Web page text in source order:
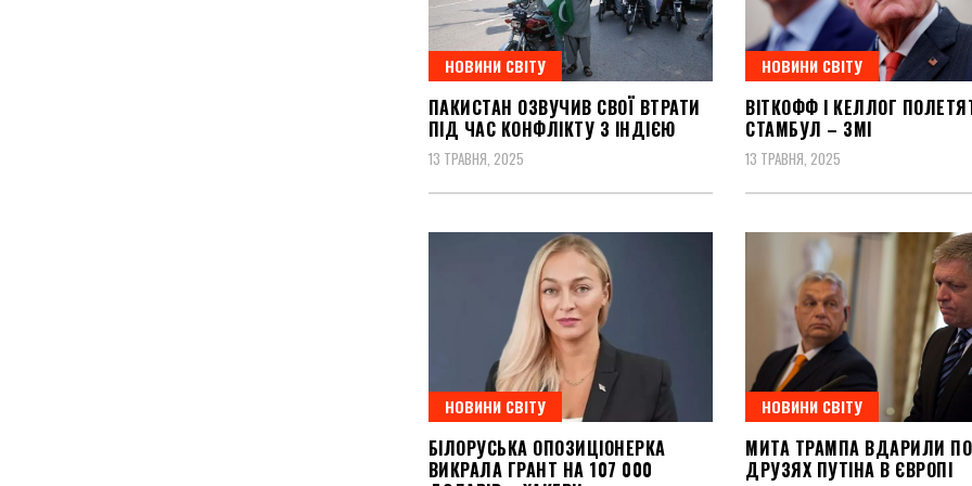
НОВИНИ СВІТУ
ПАКИСТАН ОЗВУЧИВ СВОЇ ВТРАТИ
ПІД ЧАС КОНФЛІКТУ З ІНДІЄЮ
13 ТРАВНЯ, 2025
НОВИНИ СВІТУ
ВІТКОФФ І КЕЛЛОГ
СТАМБУЛ – ЗМІ
13 ТРАВНЯ, 2025
НОВИНИ СВІТУ
БІЛОРУСЬКА ОПОЗИЦІОНЕРКА
ВИКРАЛА ГРАНТ НА 107 000
НОВИНИ СВІТУ
МИТА ТРАМПА ВДАРИЛИ ПО
ДРУЗЯХ ПУТІНА В ЄВРОПІ